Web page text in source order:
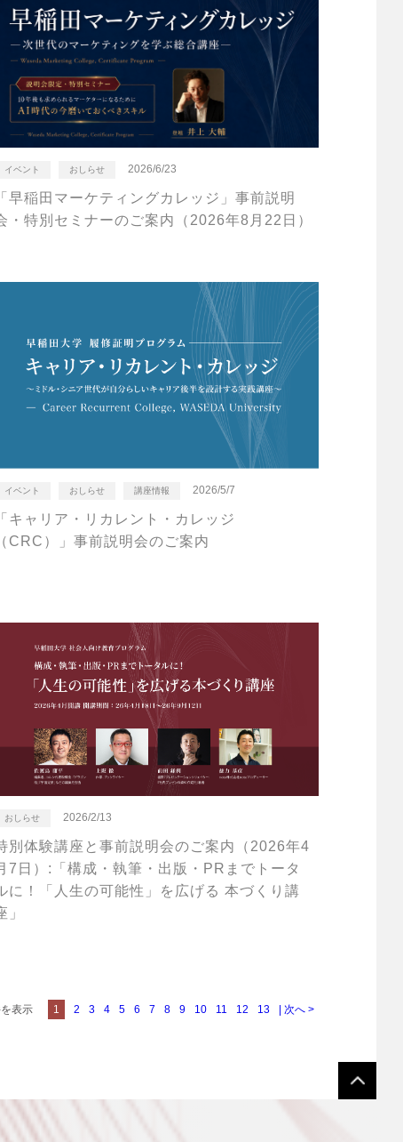
イベント おしらせ 2026/6/23
「早稲田マーケティングカレッジ」事前説明
・特別セミナーのご案内（2026年8月22日）
イベント おしらせ 講座情報 2026/5/7
「キャリア・リカレント・カレッジ
（CRC）」事前説明会のご案内
おしらせ 2026/2/13
別体験講座と事前説明会のご案内（2026年4
7日）:「構成・執筆・出版・PRまでトータ
に！「人生の可能性」を広げる 本づくり講
」
表示 1 2 3 4 5 6 7 8 9 10 11 12 13 | 次へ >